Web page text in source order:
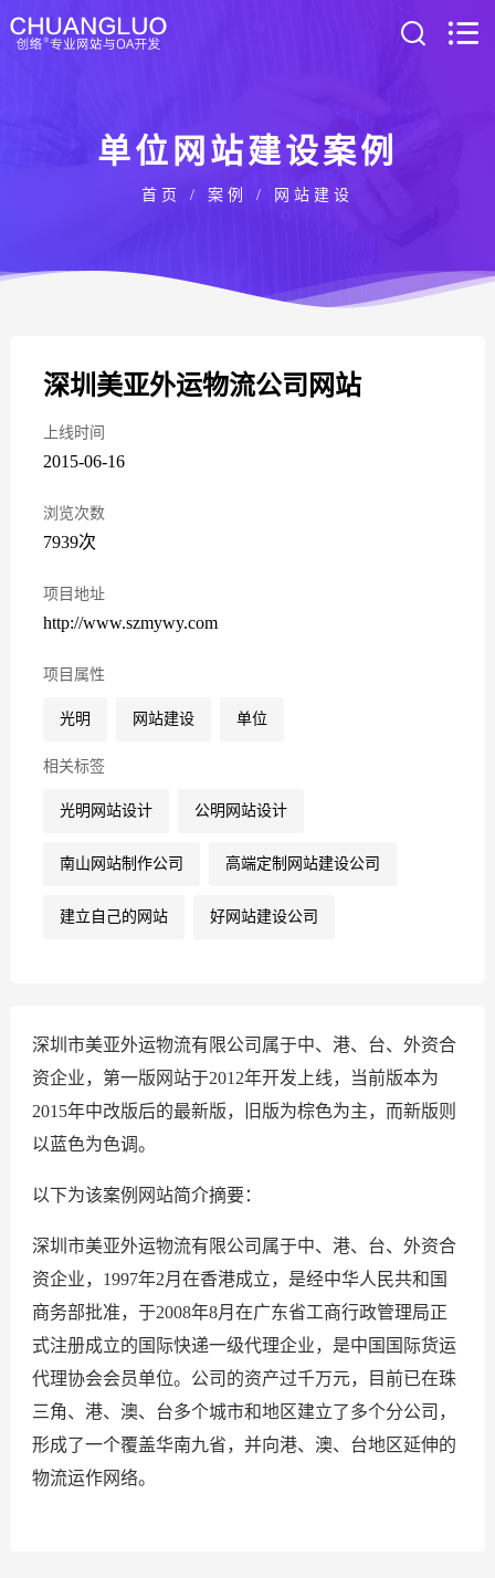
单位网站建设案例
首页 / 案例 / 网站建设
深圳美亚外运物流公司网站
上线时间
2015-06-16
浏览次数
7939次
项目地址
http://www.szmywy.com
项目属性
光明 网站建设 单位
相关标签
光明网站设计 公明网站设计
南山网站制作公司 高端定制网站建设公司
建立自己的网站 好网站建设公司
深圳市美亚外运物流有限公司属于中、港、台、外资合
资企业，第一版网站于2012年开发上线，当前版本为
2015年中改版后的最新版，旧版为棕色为主，而新版则
以蓝色为色调。
以下为该案例网站简介摘要：
深圳市美亚外运物流有限公司属于中、港、台、外资合
资企业，1997年2月在香港成立，是经中华人民共和国
商务部批准，于2008年8月在广东省工商行政管理局正
式注册成立的国际快递一级代理企业，是中国国际货运
代理协会会员单位。公司的资产过千万元，目前已在珠
三角、港、澳、台多个城市和地区建立了多个分公司，
形成了一个覆盖华南九省，并向港、澳、台地区延伸的
物流运作网络。